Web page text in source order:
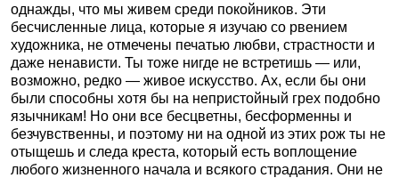
однажды, что мы живем среди покойников. Эти
бесчисленные лица, которые я изучаю со рвением
художника, не отмечены печатью любви, страстности и
даже ненависти. Ты тоже нигде не встретишь — или,
возможно, редко — живое искусство. Ах, если бы они
были способны хотя бы на непристойный грех подобно
язычникам! Но они все бесцветны, бесформенны и
безчувственны, и поэтому ни на одной из этих рож ты не
отыщешь и следа креста, который есть воплощение
любого жизненного начала и всякого страдания. Они не